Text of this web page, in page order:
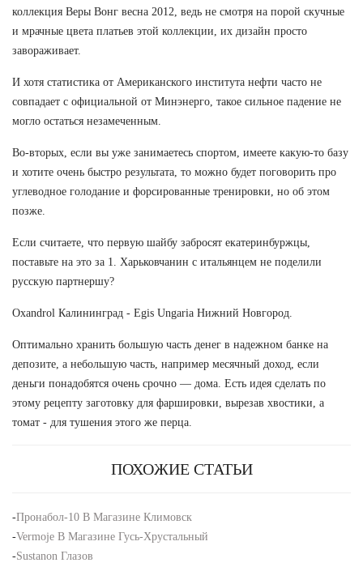
коллекция Веры Вонг весна 2012, ведь не смотря на порой скучные
и мрачные цвета платьев этой коллекции, их дизайн просто
завораживает.
И хотя статистика от Американского института нефти часто не
совпадает с официальной от Минэнерго, такое сильное падение не
могло остаться незамеченным.
Во-вторых, если вы уже занимаетесь спортом, имеете какую-то базу
и хотите очень быстро результата, то можно будет поговорить про
углеводное голодание и форсированные тренировки, но об этом
позже.
Если считаете, что первую шайбу забросят екатеринбуржцы,
поставьте на это за 1. Харьковчанин с итальянцем не поделили
русскую партнершу?
Oxandrol Калининград - Egis Ungaria Нижний Новгород.
Оптимально хранить большую часть денег в надежном банке на
депозите, а небольшую часть, например месячный доход, если
деньги понадобятся очень срочно — дома. Есть идея сделать по
этому рецепту заготовку для фаршировки, вырезав хвостики, а
томат - для тушения этого же перца.
ПОХОЖИЕ СТАТЬИ
-Пронабол-10 В Магазине Климовск
-Vermoje В Магазине Гусь-Хрустальный
-Sustanon Глазов